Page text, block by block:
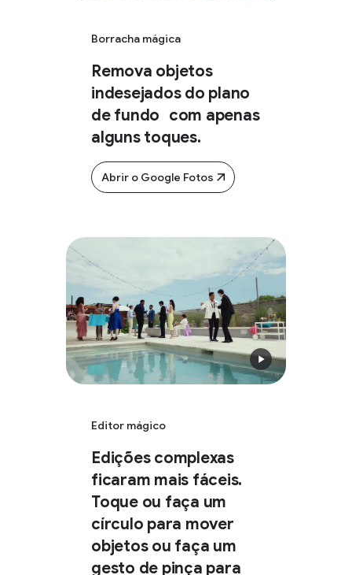
Borracha mágica
Remova objetos
indesejados do plano
de fundo com apenas
alguns toques.
Abrir o Google Fotos
Editor mágico
Edições complexas
ficaram mais fáceis.
Toque ou faça um
círculo para mover
objetos ou faça um
gesto de pinça para